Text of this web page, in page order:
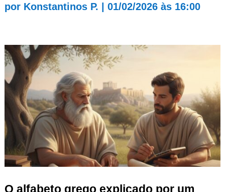
por Konstantinos P. 01/02/2026 às 16:00
O alfabeto grego explicado por um